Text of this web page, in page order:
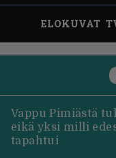
ELOKUVAT
Vappu Pimiästä
eikä yksi milli
tapahtui